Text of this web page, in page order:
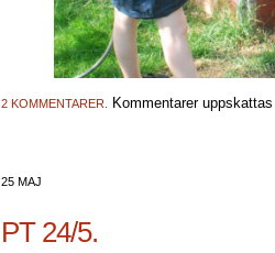
2 KOMMENTARER. Kommentarer
25 MAJ
PT 24/5.